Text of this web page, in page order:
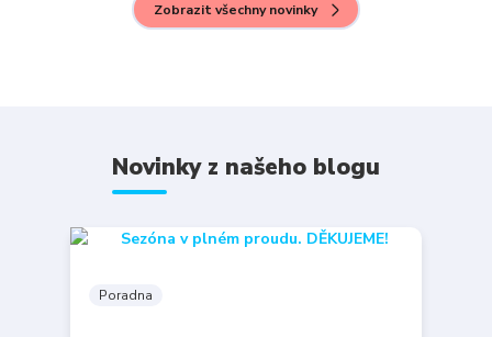
Zobrazit všechny novinky
Novinky z našeho blogu
Poradna